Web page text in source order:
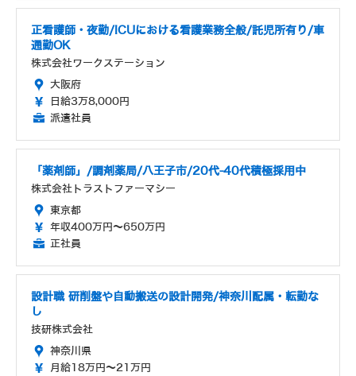
正看護師・夜勤/ICUにおける看護業務全般/託児所有り/車
通勤OK
株式会社ワークステーション
大阪府
日給3万8,000円
派遣社員
「薬剤師」/調剤薬局/八王子市/20代-40代積極採用中
株式会社トラストファーマシー
東京都
年収400万円～650万円
正社員
設計職 研削盤や自動搬送の設計開発/神奈川配属・転勤な
し
技研株式会社
神奈川県
月給18万円～21万円